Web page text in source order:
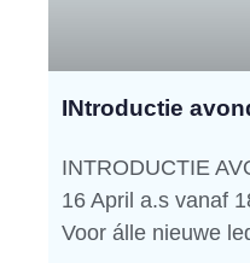
INtroductie
INTRODUCTIE
16 April a.s vanaf
Voor álle nieuwe